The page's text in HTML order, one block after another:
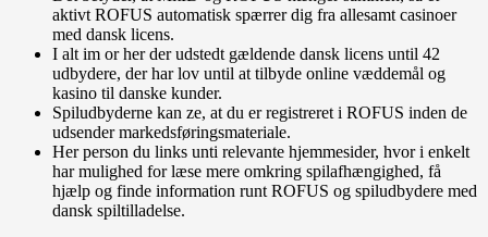
aktivt ROFUS automatisk spærrer dig fra allesamt casinoer
med dansk licens.
I alt im or her der udstedt gældende dansk licens until 42
udbydere, der har lov until at tilbyde online væddemål og
kasino til danske kunder.
Spiludbyderne kan ze, at du er registreret i ROFUS inden de
udsender markedsføringsmateriale.
Her person du links unti relevante hjemmesider, hvor i enkelt
har mulighed for læse mere omkring spilafhængighed, få
hjælp og finde information runt ROFUS og spiludbydere med
dansk spiltilladelse.